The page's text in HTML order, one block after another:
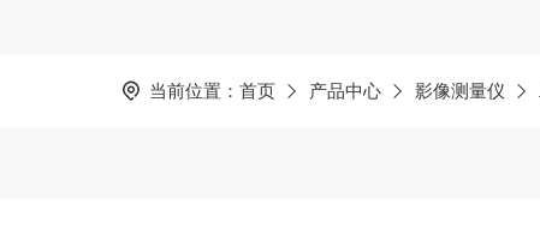
当前位置： 首页 产品中心 影像测量仪